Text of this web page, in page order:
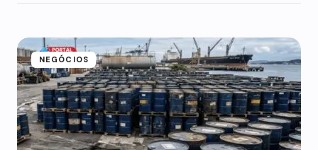
NEGÓCIOS